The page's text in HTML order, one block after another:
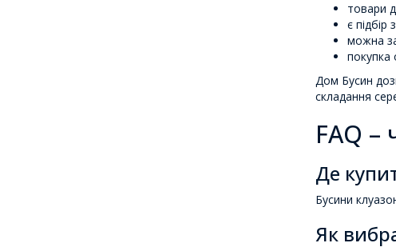
товари
є
можна
Дом Бусин
складання
FAQ –
Де
Бусини
Як